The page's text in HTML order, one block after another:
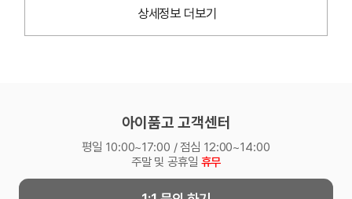
상세정보 더보기
아이품고 고객센터
평일 10:00~17:00 / 점심 12:00~14:00
주말 및 공휴일 휴무